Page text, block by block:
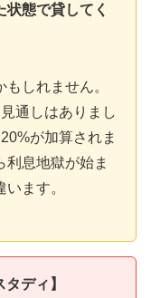
状態で貸してく
もしれません。
通しはありまし
が加算されま
利息地獄が始ま
ます。
ディ】